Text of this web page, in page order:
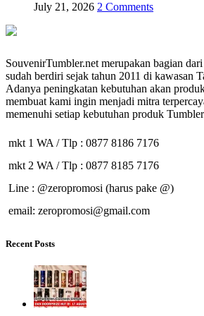
July 21, 2026 2 Comments
SouvenirTumbler.net merupakan bagian
sudah berdiri sejak tahun 2011 di kawasan
Adanya peningkatan kebutuhan akan
membuat kami ingin menjadi mitra
memenuhi setiap kebutuhan produk
mkt 1 WA / Tlp : 0877 8186 7176
mkt 2 WA / Tlp : 0877 8185 7176
Line : @zeropromosi (harus pake @)
email: zeropromosi@gmail.com
Recent Posts